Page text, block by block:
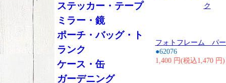
フォトフレーム パ
●62076
1,400 円(税込1,470 円)
ステッカー・テープ
ミラー・鏡
ポーチ・バッグ・ト
ランク
ケース・缶
ガーデニング